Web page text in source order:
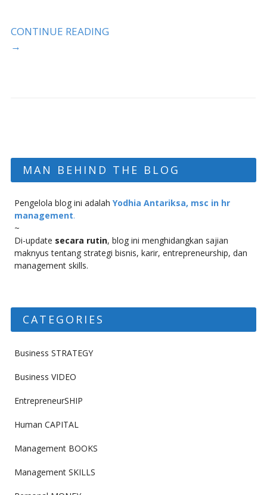
CONTINUE READING
→
MAN BEHIND THE BLOG
Pengelola blog ini adalah Yodhia Antariksa, msc in hr
management.
~
Di-update secara rutin, blog ini menghidangkan sajian
maknyus tentang strategi bisnis, karir, entrepreneurship, dan
management skills.
CATEGORIES
Business STRATEGY
Business VIDEO
EntrepreneurSHIP
Human CAPITAL
Management BOOKS
Management SKILLS